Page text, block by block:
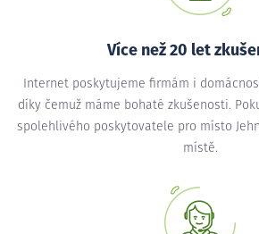
Více než 20 let
Internet poskytujeme firmám i
díky čemuž máme bohaté zkušenosti.
spolehlivého poskytovatele pro místo
místě.